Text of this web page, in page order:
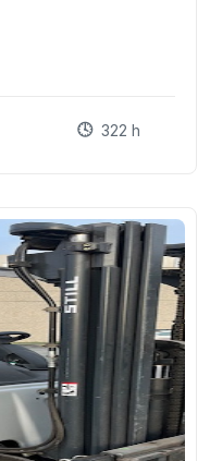
322 h